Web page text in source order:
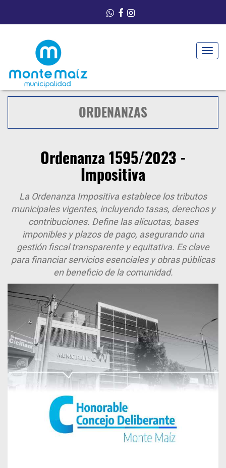
Toggle
ORDENANZAS
Ordenanza 1595/2023 -
Impositiva
La Ordenanza Impositiva establece los tributos
municipales vigentes, incluyendo tasas, derechos y
contribuciones. Define las alícuotas, bases
imponibles y plazos de pago, asegurando una
gestión fiscal transparente y equitativa. Es clave
para financiar servicios esenciales y obras públicas
en beneficio de la comunidad.